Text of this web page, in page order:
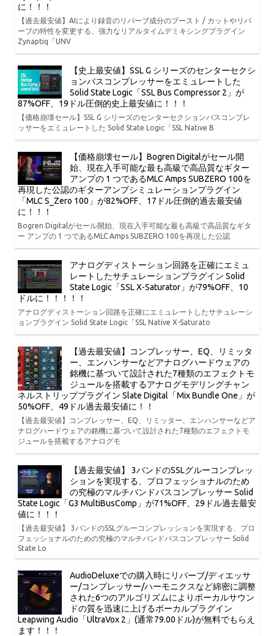
に！！！
【過去最安値】AIにより録音のリバーブ成分のブースト / カットやリバ
ーブの特性を変更する、強力なリアルタイムデミキシングプラグイン
Zynaptiq「UNV
【史上最安値】SSL G シリーズのセンターセクシ
ョンバスコンプレッサーをエミュレートした
Solid State Logic「SSL Bus Compressor 2」が
87%OFF、19ドル圧倒的史上最安値に！！！
【価格崩壊セール】SSL G シリーズのセンターセクションバスコンプレ
ッサーをエミュレートした Solid State Logic「SSL Native B
【価格崩壊セール】Bogren Digitalがセール開
始、現在入手可能な最も高級で高品質なギター
アンプの 1 つであるMLC Amps SUBZERO 100を
再現した公認のギターアンプシミュレーションプラグイン
「MLC S_Zero 100」が82%OFF、17ドル圧倒的過去最安値
に！！！
Bogren Digitalがセール開始、現在入手可能な最も高級で高品質なギタ
ー アンプの 1 つであるMLC Amps SUBZERO 100を再現した公認
アナログディストーション回路を正確にエミュ
レートしたサチュレーションプラグイン Solid
State Logic「SSL X-Saturator」が79%OFF、10
ドルに！！！！！
アナログディストーション回路を正確にエミュレートしたサチュレーシ
ョンプラグイン Solid State Logic「SSL Native X-Saturato
【過去最安値】コンプレッサー、EQ、リミッタ
ー、エンハンサーなどアナログハードウェアの
銘機に基づいて設計された7種類のエフェクトモ
ジュールを搭載するアナログモデリングチャン
ネルストリッププラグイン Slate Digital「Mix Bundle One」が
50%OFF、49ドル過去最安値に！！
【過去最安値】コンプレッサー、EQ、リミッター、エンハンサーなどア
ナログハードウェアの銘機に基づいて設計された7種類のエフェクトモ
ジュールを搭載するアナログモ
【過去最安値】 3バンドのSSLグルーコンプレッ
ションを実現する、プロフェッショナルのため
の究極のマルチバンドバスコンプレッサー Solid
State Logic「G3 MultiBusComp」が71%OFF、29ドル過去最安
値に！！！
【過去最安値】 3バンドのSSLグルーコンプレッションを実現する、プロ
フェッショナルのための究極のマルチバンドバスコンプレッサー Solid
State Lo
AudioDeluxeでの購入時にリバーブ/ディエッサ
ー/コンプレッサー/ハーモニクスなど綿密に調整
された6つのアルゴリズムによりボーカルサウン
ドの質を迅速に上げるボーカルプラグイン
Leapwing Audio「UltraVox 2」(通常79.00ドル)が無料でもらえ
ます！！！